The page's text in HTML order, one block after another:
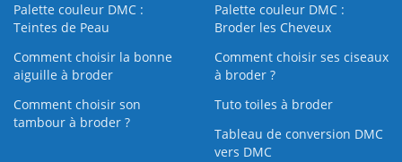
Palette couleur DMC :
Teintes de Peau
Palette couleur DMC :
Broder les Cheveux
Comment choisir la bonne
aiguille à broder
Comment choisir ses ciseaux
à broder ?
Comment choisir son
tambour à broder ?
Tuto toiles à broder
Tableau de conversion DMC
vers DMC